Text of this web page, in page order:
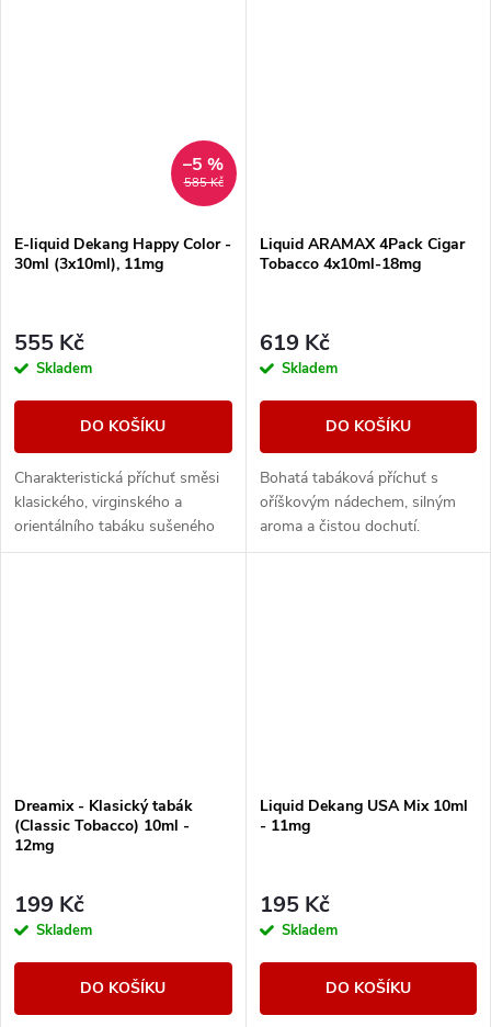
585 Kč
–5 %
E-liquid Dekang Happy Color -
30ml (3x10ml), 11mg
555 Kč
Skladem
DO KOŠÍKU
Charakteristická příchuť směsi
klasického, virginského a
orientálního tabáku sušeného
žárem slunce.
Liquid ARAMAX 4Pack Cigar
Tobacco 4x10ml-18mg
619 Kč
Skladem
DO KOŠÍKU
Bohatá tabáková příchuť s
oříškovým nádechem, silným
aroma a čistou dochutí.
Dreamix - Klasický tabák
(Classic Tobacco) 10ml -
12mg
199 Kč
Skladem
DO KOŠÍKU
Liquid Dekang USA Mix 10ml
- 11mg
195 Kč
Skladem
DO KOŠÍKU